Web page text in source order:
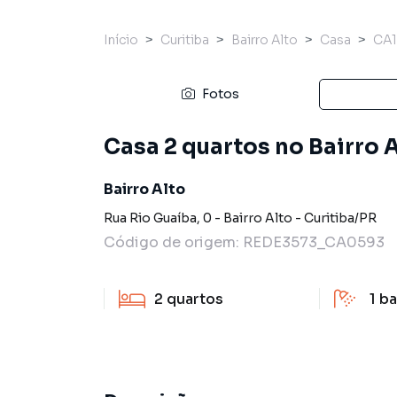
Início Curitiba Bairro Alto Casa
Fotos
Casa 2 quartos no Bairro
Bairro Alto
Rua Rio Guaíba, 0 - Bairro Alto - Curitiba/PR
Código de origem: REDE3573_CA0593
2 quartos 1